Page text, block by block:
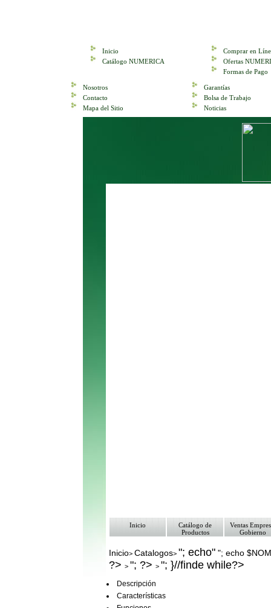
Inicio
Catálogo NUMERICA
Comprar en
Ofertas
Formas de Pago
Nosotros
Contacto
Mapa del Sitio
Garantías
Bolsa de Trabajo
Noticias
Inicio
Catálogo de
Productos
Ventas
Gobierno
Inicio>Catalogos> "; echo" "; echo
?>> "; ?>> "; }//finde while?>
Descripción
Características